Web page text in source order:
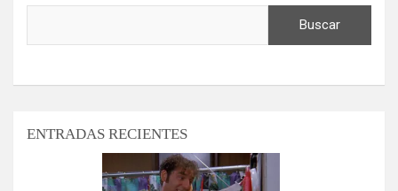
Buscar
ENTRADAS RECIENTES